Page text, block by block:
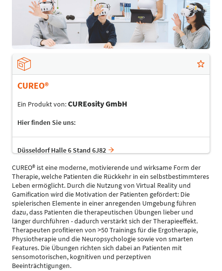
CUREO®
Ein Produkt von:CUREosity GmbH
Hier finden Sie uns:
Düsseldorf Halle 6 Stand 6J82
CUREO® ist eine moderne, motivierende und wirksame Form der
Therapie, welche Patienten die Rückkehr in ein selbstbestimmteres
Leben ermöglicht. Durch die Nutzung von Virtual Reality und
Gamification wird die Motivation der Patienten gefördert: Die
spielerischen Elemente in einer anregenden Umgebung führen
dazu, dass Patienten die therapeutischen Übungen lieber und
länger durchführen - dadurch verstärkt sich der Therapieeffekt.
Therapeuten profitieren von >50 Trainings für die Ergotherapie,
Physiotherapie und die Neuropsychologie sowie von smarten
Features. Die Übungen richten sich dabei an Patienten mit
sensomotorischen, kognitiven und perzeptiven
Beeinträchtigungen.